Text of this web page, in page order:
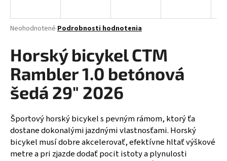
Priemerné
produktu
je
0,0
z
5
hviezdičiek.
Neohodnotené Podrobnosti hodnotenia
Horský bicykel CTM
Rambler 1.0 betónová
šedá 29" 2026
Športový horský bicykel s pevným rámom, ktorý ťa
dostane dokonalými jazdnými vlastnosťami. Horský
bicykel musí dobre akcelerovať, efektívne hltať výškové
metre a pri zjazde dodať pocit istoty a plynulosti
j
ť
?
HĽADAŤ